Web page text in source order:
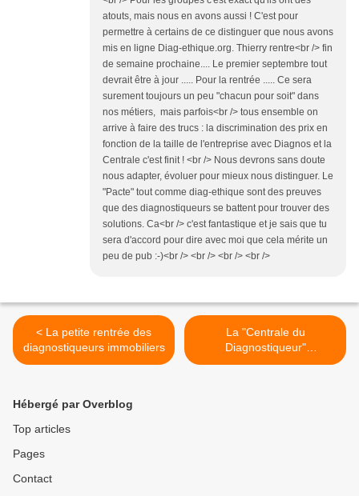
atouts, mais nous en avons aussi ! C'est pour
permettre à certains de ce distinguer que nous avons
mis en ligne Diag-ethique.org. Thierry rentre<br /> fin
de semaine prochaine.... Le premier septembre tout
devrait être à jour ..... Pour la rentrée ..... Ce sera
surement toujours un peu "chacun pour soit" dans
nos métiers, mais parfois<br /> tous ensemble on
arrive à faire des trucs : la discrimination des prix en
fonction de la taille de l'entreprise avec Diagnos et la
Centrale c'est finit ! <br /> Nous devrons sans doute
nous adapter, évoluer pour mieux nous distinguer. Le
"Pacte" tout comme diag-ethique sont des preuves
que des diagnostiqueurs se battent pour trouver des
solutions. Ca<br /> c'est fantastique et je sais que tu
sera d'accord pour dire avec moi que cela mérite un
peu de pub :-)<br /> <br /> <br /> <br />
< La petite rentrée des
diagnostiqueurs immobiliers
La "Centrale du
Diagnostiqueur"
communique >
Hébergé par Overblog
Top articles
Pages
Contact